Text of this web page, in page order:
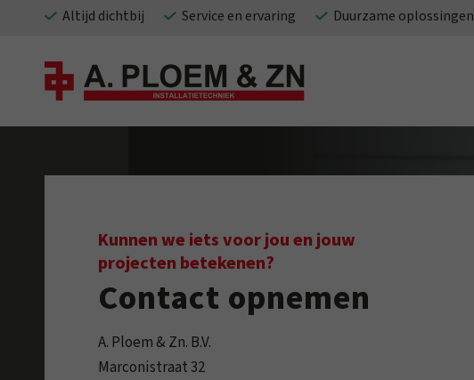
Altijd dichtbij Service en ervaring Duurzame oplossingen
Kunnen we iets voor jou en jouw
projecten betekenen?
Contact opnemen
A. Ploem & Zn. B.V.
Marconistraat 32